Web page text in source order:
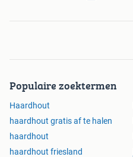
Populaire zoektermen
Haardhout
haardhout gratis af te halen
haardhout
haardhout friesland